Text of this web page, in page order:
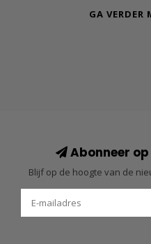
GA VERDER
Abonneer
Blijf op de hoogte van de